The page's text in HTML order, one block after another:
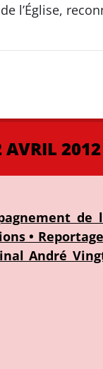
l’Église,
2012
de
•
André